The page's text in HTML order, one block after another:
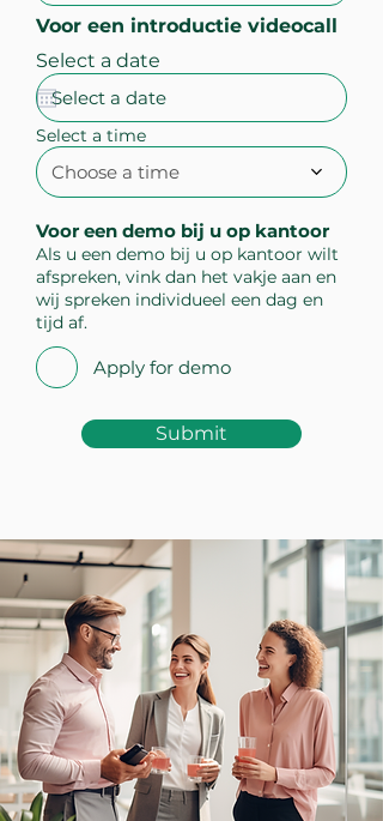
Voor een introductie videocall
Select a date
Select a time
Choose a time
Voor een demo bij u op kantoor
Als u een demo bij u op kantoor wilt
afspreken, vink dan het vakje aan en
wij spreken individueel een dag en
tijd af.
Apply for demo
Submit